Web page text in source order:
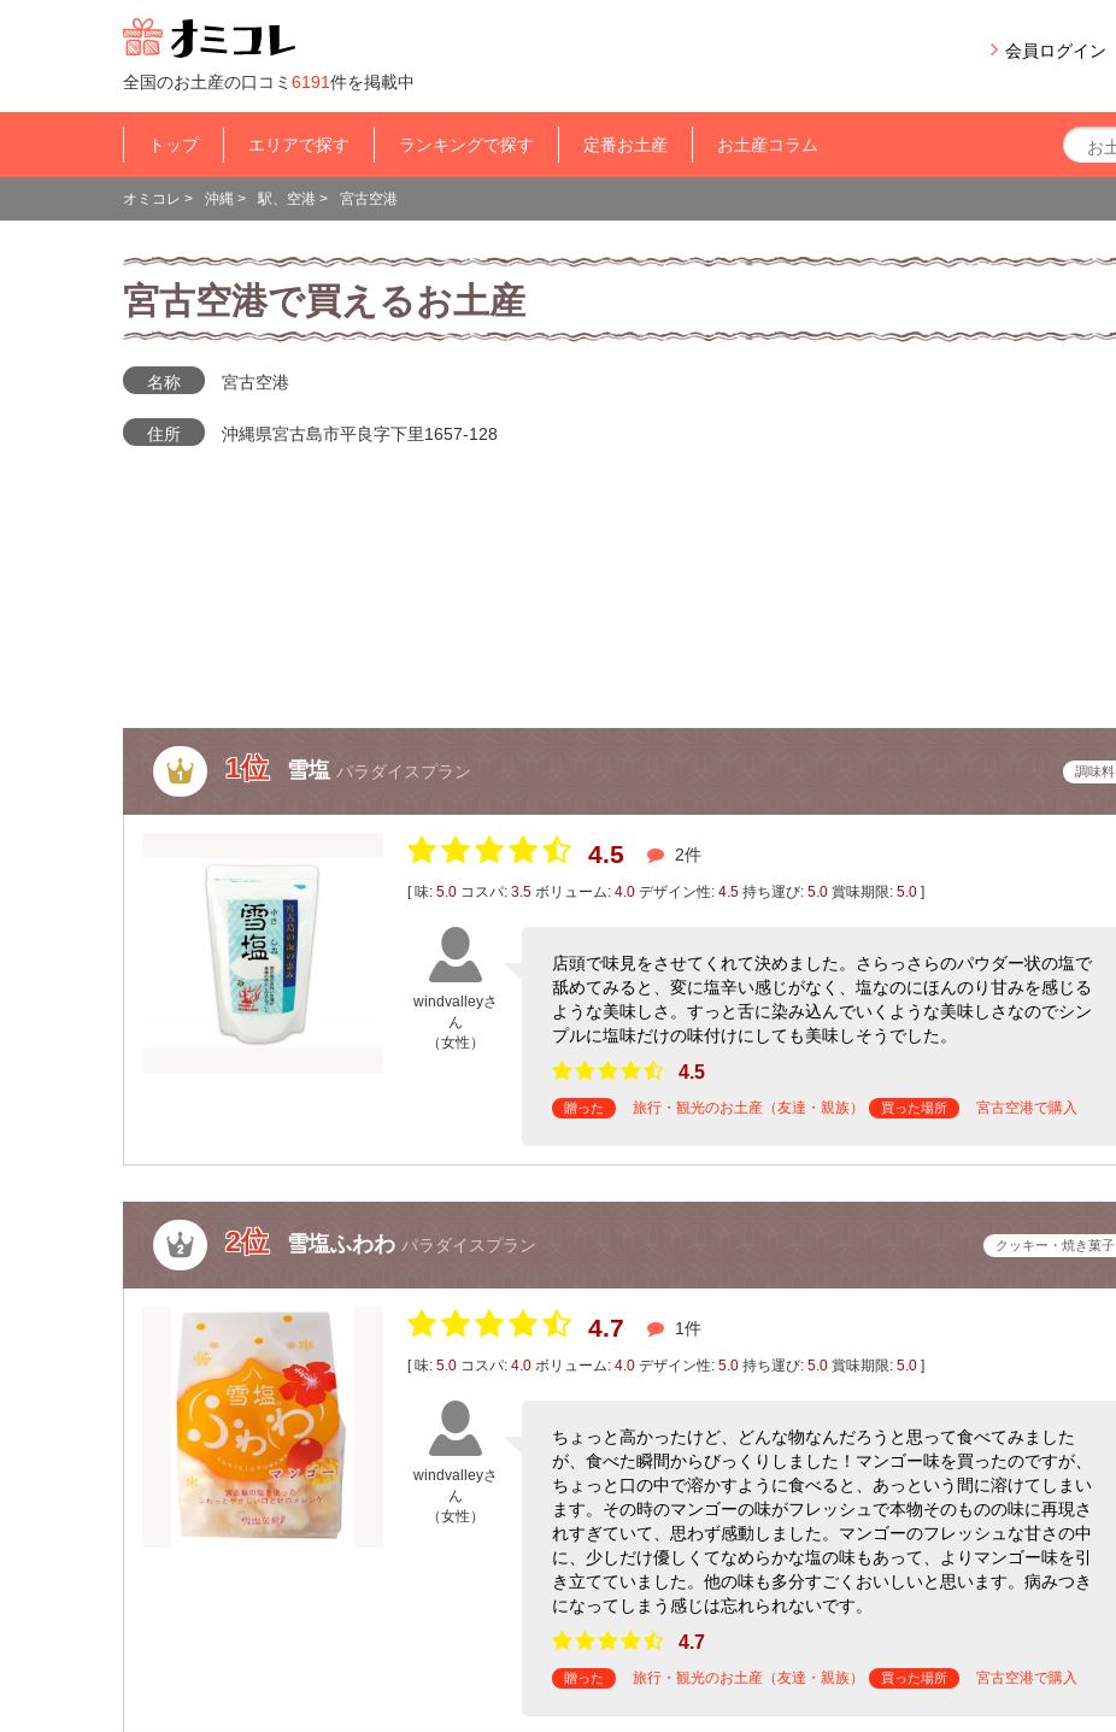
全国のお土産の口コミ 6191件を掲載中
会員ログイン
トップ エリアで探す ランキングで探す 定番お土産 お土産コラム
オミコレ > 沖縄 > 駅、空港 > 宮古空港
宮古空港で買えるお土産
名称 宮古空港
住所 沖縄県宮古島市平良字下里1657-128
1位 雪塩 パラダイスプラン 調味料
4.5 2件
[ 味: 5.0 コスパ: 3.5 ボリューム: 4.0 デザイン性: 4.5 持ち運び: 5.0 賞味期限: 5.0 ]
windvalleyさ
ん
（女性）
店頭で味見をさせてくれて決めました。さらっさらのパウダー状の塩で
舐めてみると、変に塩辛い感じがなく、塩なのにほんのり甘みを感じる
ような美味しさ。すっと舌に染み込んでいくような美味しさなのでシン
プルに塩味だけの味付けにしても美味しそうでした。
4.5
贈った 旅行・観光のお土産（友達・親族） 買った場所 宮古空港で購入
2位 雪塩ふわわ パラダイスプラン クッキー・焼き菓子
4.7 1件
[ 味: 5.0 コスパ: 4.0 ボリューム: 4.0 デザイン性: 5.0 持ち運び: 5.0 賞味期限: 5.0 ]
windvalleyさ
ん
（女性）
ちょっと高かったけど、どんな物なんだろうと思って食べてみました
が、食べた瞬間からびっくりしました！マンゴー味を買ったのですが、
ちょっと口の中で溶かすように食べると、あっという間に溶けてしまい
ます。その時のマンゴーの味がフレッシュで本物そのものの味に再現さ
れすぎていて、思わず感動しました。マンゴーのフレッシュな甘さの中
に、少しだけ優しくてなめらかな塩の味もあって、よりマンゴー味を引
き立てていました。他の味も多分すごくおいしいと思います。病みつき
になってしまう感じは忘れられないです。
4.7
贈った 旅行・観光のお土産（友達・親族） 買った場所 宮古空港で購入